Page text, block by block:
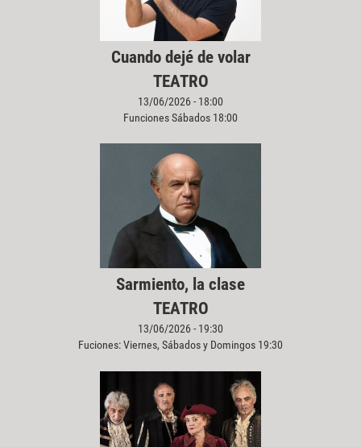
Cuando dejé de volar
TEATRO
13/06/2026 - 18:00
Funciones Sábados 18:00
Sarmiento, la clase
TEATRO
13/06/2026 - 19:30
Fuciones: Viernes, Sábados y Domingos 19:30